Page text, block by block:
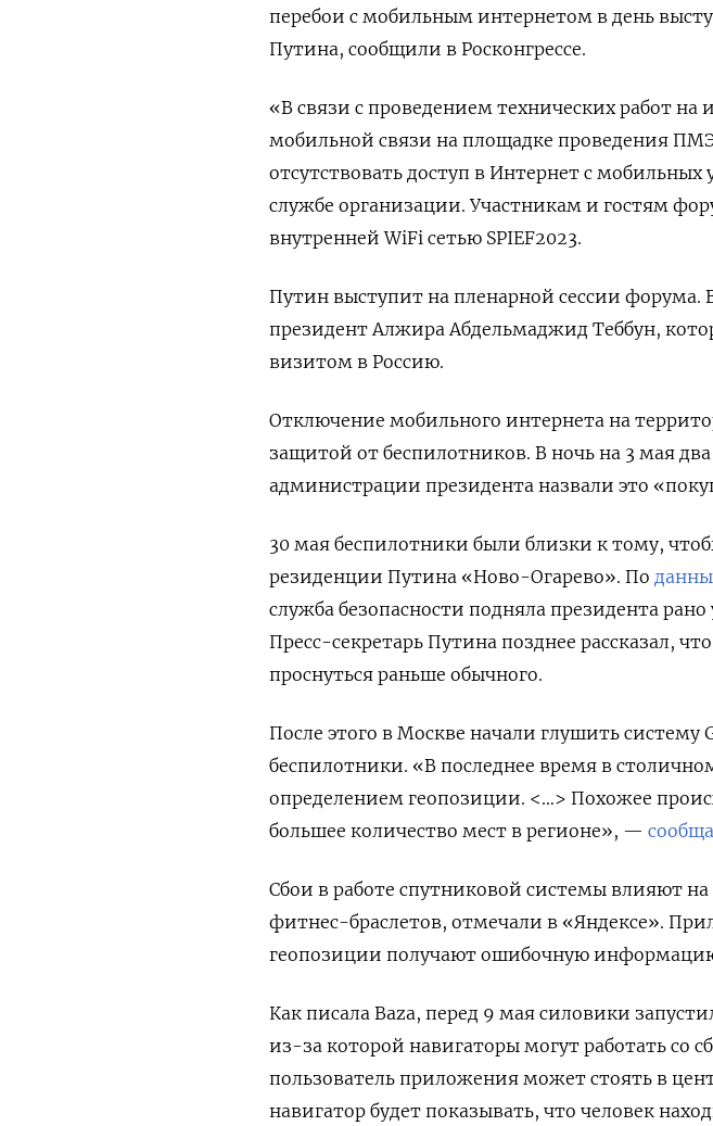
перебои с мобильным интернетом в день
Путина, сообщили в Росконгрессе.
«В связи с проведением технических работ на
мобильной связи на площадке проведения
отсутствовать доступ в Интернет с мобильных
службе организации. Участникам и гостям
внутренней WiFi сетью SPIEF2023.
Путин выступит на пленарной сессии форума.
президент Алжира Абдельмаджид Теббун,
визитом в Россию.
Отключение мобильного интернета на
защитой от беспилотников. В ночь на 3 мая
администрации президента назвали это
30 мая беспилотники были близки к тому,
резиденции Путина «Ново-Огарево». По
служба безопасности подняла президента
Пресс-секретарь Путина позднее рассказал,
проснуться раньше обычного.
После этого в Москве начали глушить систему
беспилотники. «В последнее время в
определением геопозиции. <…> Похожее
большее количество мест в регионе», —
Сбои в работе спутниковой системы влияют
фитнес-браслетов, отмечали в «Яндексе».
геопозиции получают ошибочную
Как писала Baza, перед 9 мая силовики
из-за которой навигаторы могут работать со
пользователь приложения может стоять в
навигатор будет показывать, что человек